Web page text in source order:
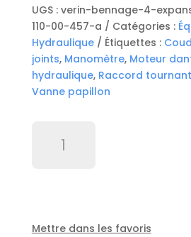
UGS : verin-bennage-4-
110-00-457-a
Catégories :
Hydraulique
Étiquettes :
joints, Manomètre, Moteur
hydraulique, Raccord tournant
Vanne papillon
complet
Mettre dans les favoris